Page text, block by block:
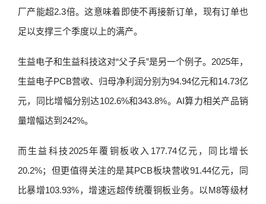
厂产能超2.3倍。这意味着即使不再接新订单，现有订单也
足以支撑三个季度以上的满产。
生益电子和生益科技这对“父子兵”是另一个例子。2025年，
生益电子PCB营收、归母净利润分别为94.94亿元和14.73亿
元，同比增幅分别达102.6%和343.8%。AI算力相关产品销
量增幅达到242%。
而生益科技2025年覆铜板收入177.74亿元，同比增长
20.2%；但更值得关注的是其PCB板块营收91.44亿元，同
比暴增103.93%，增速远超传统覆铜板业务。以M8等级材